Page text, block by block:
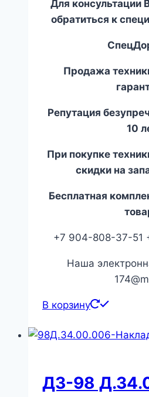
Для консультации
обратиться к
Продажа
Репутация
10
При покупке
скидки на
Бесплатная
+7 904-808-37-51
Наша
В корзину
ДЗ-98